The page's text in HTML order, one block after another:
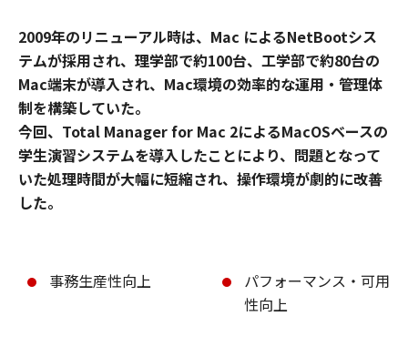
2009年のリニューアル時は、Mac によるNetBootシス
テムが採用され、理学部で約100台、工学部で約80台の
Mac端末が導入され、Mac環境の効率的な運用・管理体
制を構築していた。
今回、Total Manager for Mac 2によるMacOSベースの
学生演習システムを導入したことにより、問題となって
いた処理時間が大幅に短縮され、操作環境が劇的に改善
した。
事務生産性向上
パフォーマンス・可用
性向上